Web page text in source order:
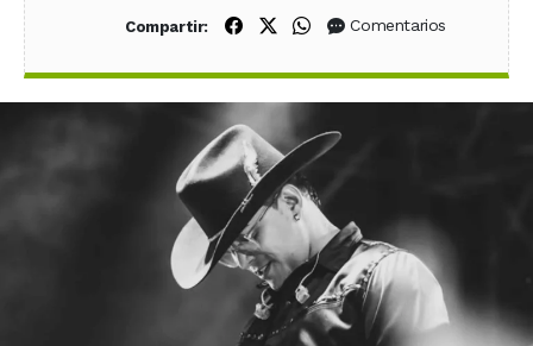
Compartir: Compartir en Facebook
Compartir en X (Twitter)
Compartir en WhatsApp
Comentarios